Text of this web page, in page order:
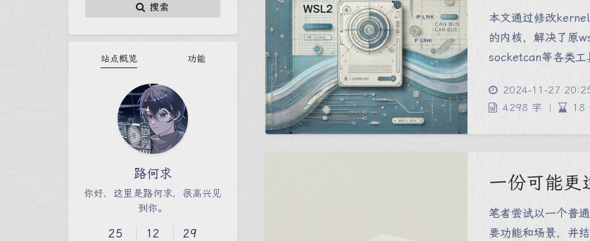
搜索
站点概览 功能
路何求
你好，这里是路何求，很高兴见
到你。
25 12 29
本文通过修改
的内核，解决了原
socketcan等各类工
2024-11-27
4298 字
| 18
一份可能更
笔者尝试以一个普
要功能和场景，并